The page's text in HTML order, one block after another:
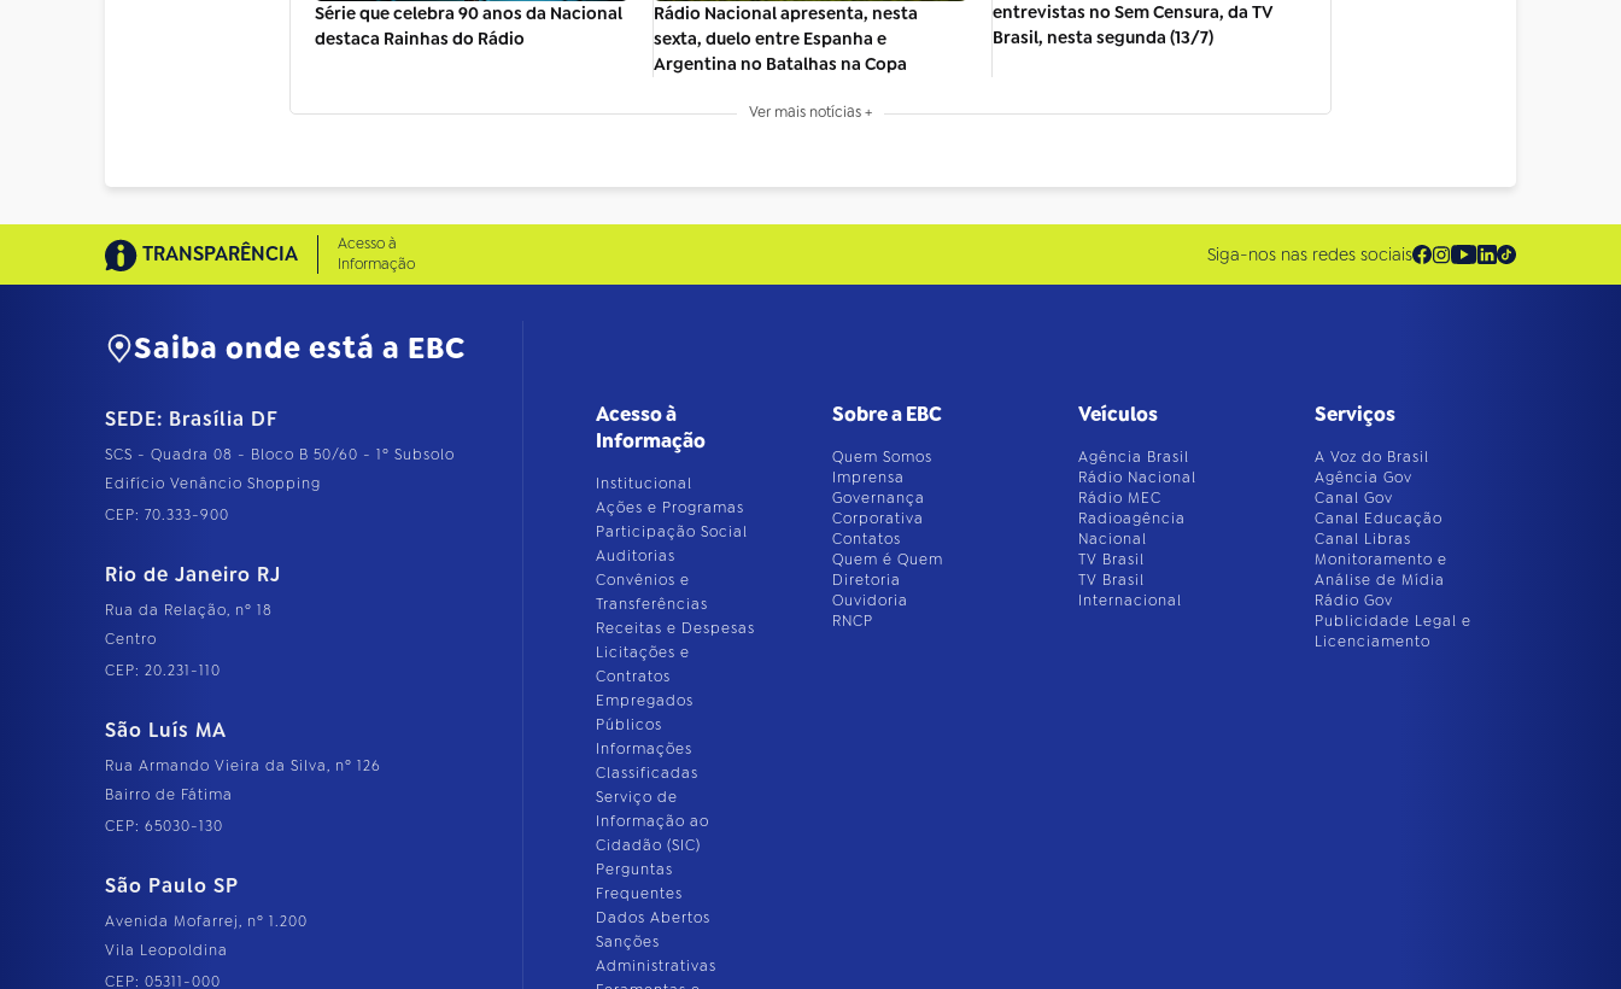
Série que celebra 90 anos da Nacional
destaca Rainhas do Rádio
Rádio Nacional apresenta, nesta
sexta, duelo entre Espanha e
Argentina no Batalhas na Copa
entrevistas no Sem Censura, da TV
Brasil, nesta segunda (13/7)
Ver mais notícias +
TRANSPARÊNCIA
Acesso à
Informação
Siga-nos nas redes sociais
Saiba onde está a EBC
SEDE: Brasília DF
SCS - Quadra 08 - Bloco B 50/60 - 1º Subsolo
Edifício Venâncio Shopping
CEP: 70.333-900
Rio de Janeiro RJ
Rua da Relação, nº 18
Centro
CEP: 20.231-110
São Luís MA
Rua Armando Vieira da Silva, nº 126
Bairro de Fátima
CEP: 65030-130
São Paulo SP
Avenida Mofarrej, nº 1.200
Vila Leopoldina
CEP: 05311-000
Acesso à
Informação
Institucional
Ações e Programas
Participação Social
Auditorias
Convênios e
Transferências
Receitas e Despesas
Licitações e
Contratos
Empregados
Públicos
Informações
Classificadas
Serviço de
Informação ao
Cidadão (SIC)
Perguntas
Frequentes
Dados Abertos
Sanções
Administrativas
Sobre a EBC
Quem Somos
Imprensa
Governança
Corporativa
Contatos
Quem é Quem
Diretoria
Ouvidoria
RNCP
Veículos
Agência Brasil
Rádio Nacional
Rádio MEC
Radioagência
Nacional
TV Brasil
TV Brasil
Internacional
Serviços
A Voz do Brasil
Agência Gov
Canal Gov
Canal Educação
Canal Libras
Monitoramento e
Análise de Mídia
Rádio Gov
Publicidade Legal e
Licenciamento